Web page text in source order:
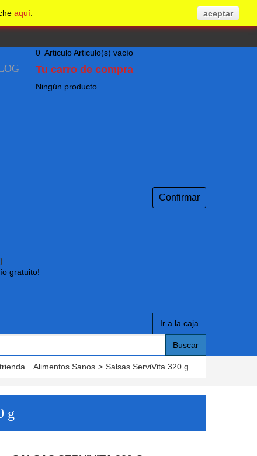
0 Articulo Articulo(s) vacío
Tu carro de compra
Ningún producto
Confirmar
gratuito!
Ir a la caja
Buscar
Alimentos Sanos > Salsas ServiVita 320 g
g
aquí aceptar